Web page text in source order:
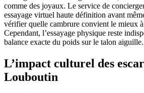
comme des joyaux. Le service de
essayage virtuel haute définition avant
vérifier quelle cambrure convient le mieux
Cependant, l’essayage physique reste
balance exacte du poids sur le talon aiguille.
L’impact culturel des
Louboutin